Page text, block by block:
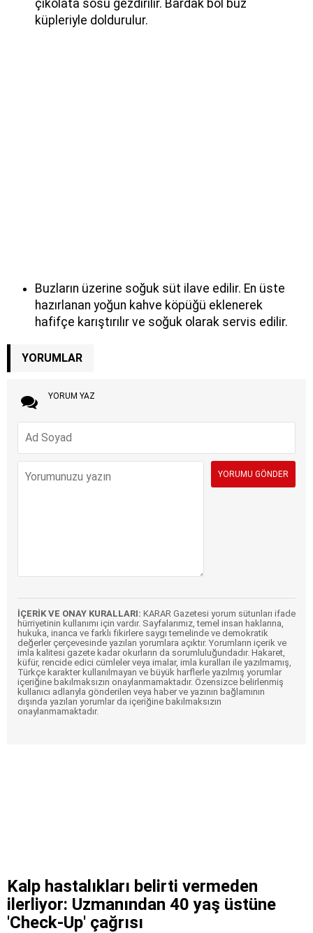
çikolata sosu gezdirilir. Bardak bol buz
küpleriyle doldurulur.
Buzların üzerine soğuk süt ilave edilir. En üste
hazırlanan yoğun kahve köpüğü eklenerek
hafifçe karıştırılır ve soğuk olarak servis edilir.
YORUMLAR
YORUM YAZ
İÇERİK VE ONAY KURALLARI: KARAR Gazetesi yorum sütunları ifade
hürriyetinin kullanımı için vardır. Sayfalarımız, temel insan haklarına,
hukuka, inanca ve farklı fikirlere saygı temelinde ve demokratik
değerler çerçevesinde yazılan yorumlara açıktır. Yorumların içerik ve
imla kalitesi gazete kadar okurların da sorumluluğundadır. Hakaret,
küfür, rencide edici cümleler veya imalar, imla kuralları ile yazılmamış,
Türkçe karakter kullanılmayan ve büyük harflerle yazılmış yorumlar
içeriğine bakılmaksızın onaylanmamaktadır. Özensizce belirlenmiş
kullanıcı adlarıyla gönderilen veya haber ve yazının bağlamının
dışında yazılan yorumlar da içeriğine bakılmaksızın
onaylanmamaktadır.
Kalp hastalıkları belirti vermeden
ilerliyor: Uzmanından 40 yaş üstüne
'Check-Up' çağrısı